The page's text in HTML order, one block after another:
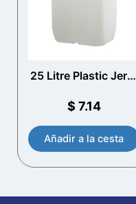
25 Litre Plastic Jerry
$ 7.14
Añadir a la cesta